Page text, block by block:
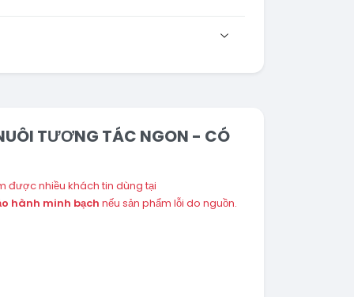
TƯƠNG TÁC NGON - CÓ
được nhiều khách tin dùng tại
hành minh bạch nếu sản phẩm lỗi do nguồn.